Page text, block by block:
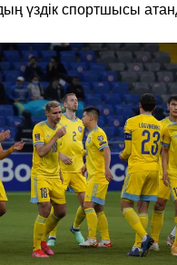
үздік спортшысы